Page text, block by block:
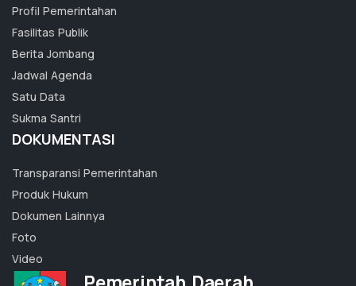
Profil Pemerintahan
Fasilitas Publik
Berita Jombang
Jadwal Agenda
Satu Data
Sukma Santri
DOKUMENTASI
Transparansi Pemerintahan
Produk Hukum
Dokumen Lainnya
Foto
Video